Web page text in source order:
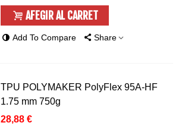
AFEGIR AL CARRET
Add To Compare Share
TPU POLYMAKER PolyFlex 95A-HF
1.75 mm 750g
28,88 €